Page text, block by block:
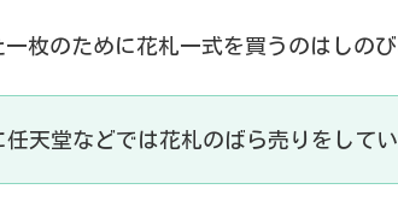
枚のために花札一式を買うのはしのび
任天堂などでは花札のばら売りをしてい